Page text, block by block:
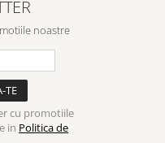
noastre
cu promotiile
in Politica de